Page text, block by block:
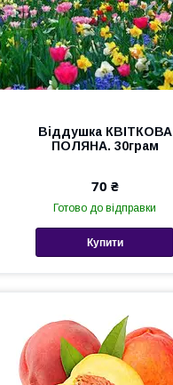
Віддушка КВІТКОВА
ПОЛЯНА. 30грам
70 ₴
Готово до відправки
Купити